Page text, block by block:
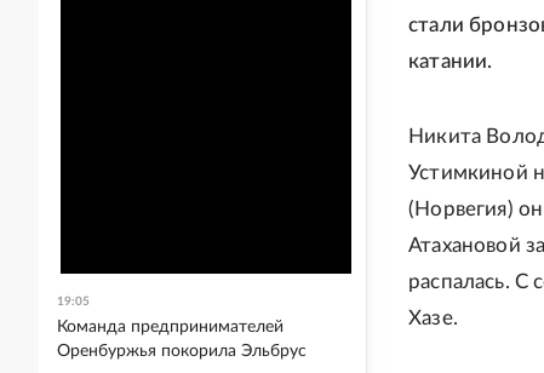
стали
катании.
Никита
Устимкиной
(Норвегия)
Атахановой
распалась. С
Хазе.
19:05
Команда предпринимателей
Оренбуржья покорила Эльбрус